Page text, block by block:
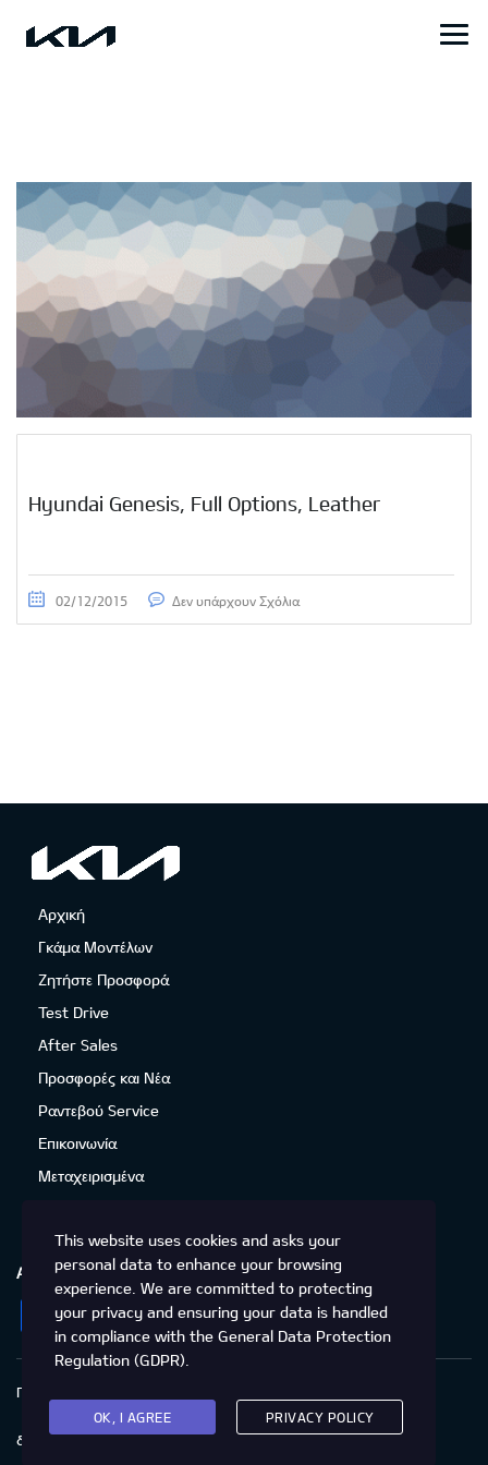
Hyundai Genesis, Full Options, Leather
02/12/2015 Δεν υπάρχουν Σχόλια
Αρχική
Γκάμα Μοντέλων
Ζητήστε Προσφορά
Test Drive
After Sales
Προσφορές και Νέα
Ραντεβού Service
Επικοινωνία
Μεταχειρισμένα
ΑΚΟΛΟΥΘΉΣΤΕ ΜΑΣ
Facebook
Instagram
LinkedIn
Twitter
YouTube
Πολιτική Απορρήτου
Δικαιώματα του Υποκειμένου των
δεδομένων
Προσβασιμότητα
This website uses cookies and asks your
personal data to enhance your browsing
experience. We are committed to protecting
your privacy and ensuring your data is handled
in compliance with the General Data Protection
Regulation (GDPR)
OK, I AGREE PRIVACY POLICY